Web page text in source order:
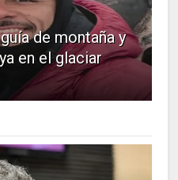
de montaña y
en el glaciar